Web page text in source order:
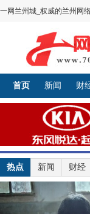
一网兰州城_权威的兰州网
首页 新闻 财
热点 新闻 财经